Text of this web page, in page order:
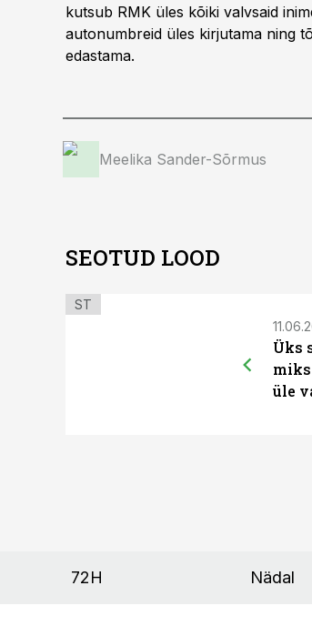
kutsub RMK üles kõiki valvsaid
autonumbreid üles kirjutama ning
edastama.
Meelika Sander-Sõrmus
SEOTUD LOOD
ST
Üks
üle
72H Nädal